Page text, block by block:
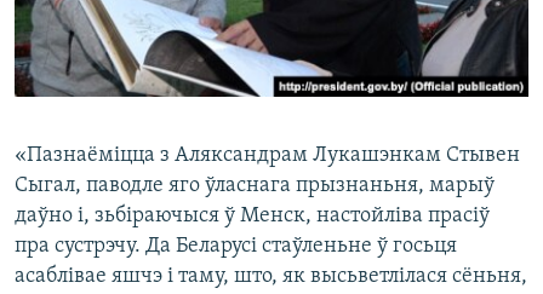
«Пазнаёміцца з Аляксандрам Лукашэнкам Стывен
Сыгал, паводле яго ўласнага прызнаньня, марыў
даўно і, зьбіраючыся ў Менск, настойліва прасіў
пра сустрэчу. Да Беларусі стаўленьне ў госьця
асаблівае яшчэ і таму, што, як высьветлілася сёньня,